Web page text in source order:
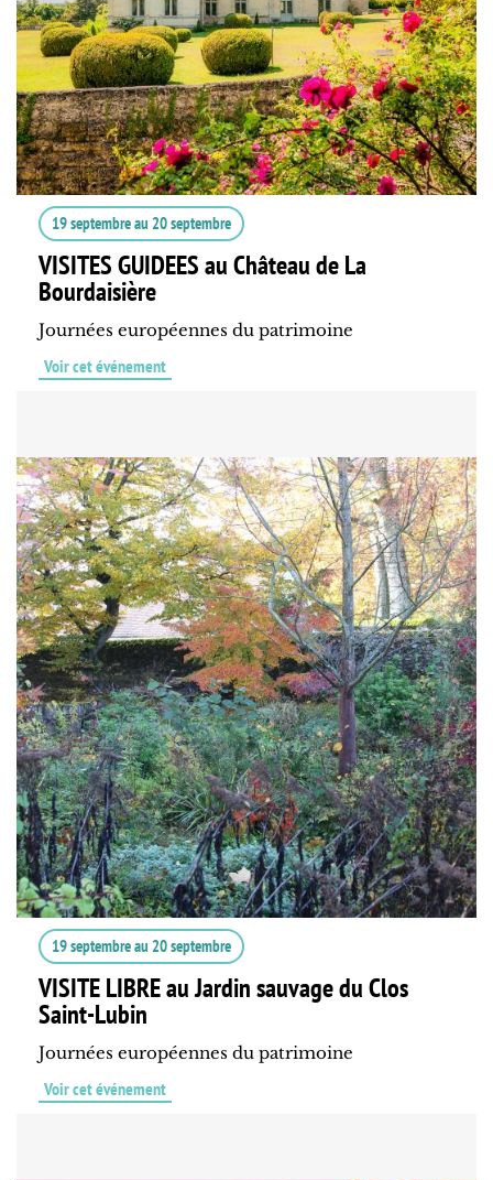
19 septembreau 20 septembre
VISITES GUIDEES au Château de La
Bourdaisière
Journées européennes du patrimoine
Voir cet événement
19 septembreau 20 septembre
VISITE LIBRE au Jardin sauvage du Clos
Saint-Lubin
Journées européennes du patrimoine
Voir cet événement